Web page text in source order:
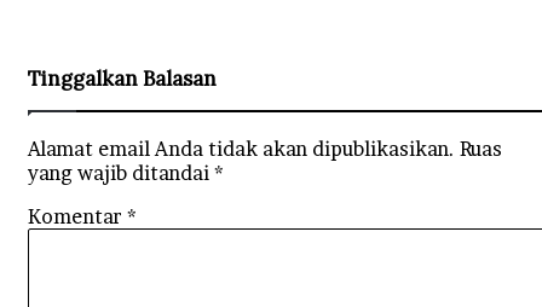
Tinggalkan Balasan
Alamat email Anda tidak akan dipublikasikan. Ruas
yang wajib ditandai *
Komentar *